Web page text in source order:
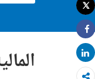
طباعة
Tweet
Share
Share